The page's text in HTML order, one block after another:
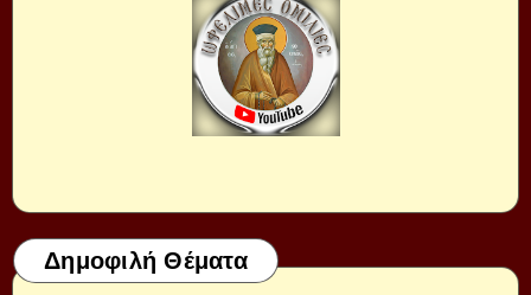
Δημοφιλή Θέματα